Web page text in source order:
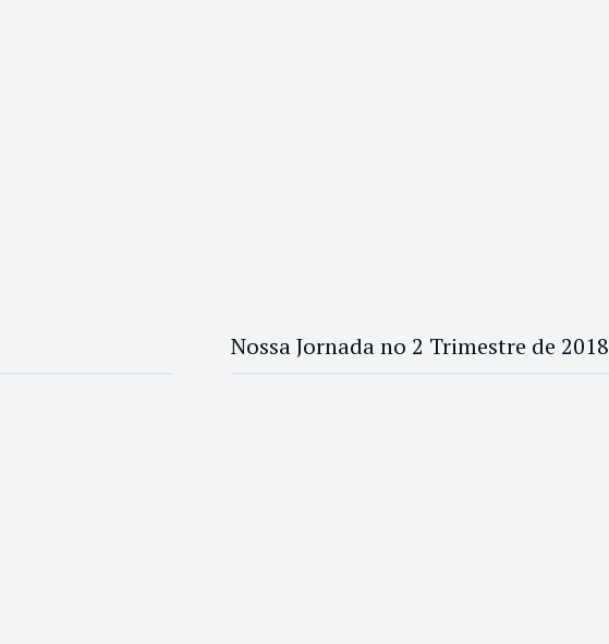
Nossa Jornada no 2 Trimestre de 2018